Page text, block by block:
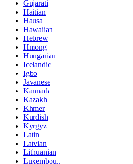
Gujarati
Haitian
Hausa
Hawaiian
Hebrew
Hmong
Hungarian
Icelandic
Igbo
Javanese
Kannada
Kazakh
Khmer
Kurdish
Kyrgyz
Latin
Latvian
Lithuanian
Luxembou..